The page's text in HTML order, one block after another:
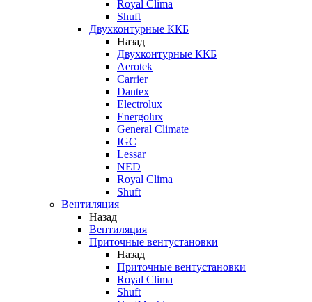
Royal Clima
Shuft
Двухконтурные ККБ
Назад
Двухконтурные ККБ
Aerotek
Carrier
Dantex
Electrolux
Energolux
General Climate
IGC
Lessar
NED
Royal Clima
Shuft
Вентиляция
Назад
Вентиляция
Приточные вентустановки
Назад
Приточные вентустановки
Royal Clima
Shuft